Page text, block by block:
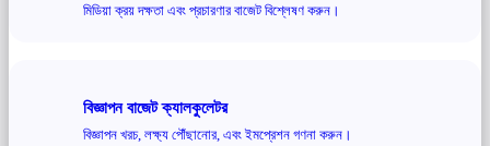
মিডিয়া ক্রয় দক্ষতা এবং প্রচারণার বাজেট বিশ্লেষণ করুন।
বিজ্ঞাপন বাজেট ক্যালকুলেটর
বিজ্ঞাপন খরচ, লক্ষ্য পৌঁছানোর, এবং ইমপ্রেশন গণনা করুন।